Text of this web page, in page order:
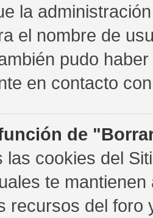
la
el nombre de
pudo
en contacto
de
las cookies del
te
recursos del foro